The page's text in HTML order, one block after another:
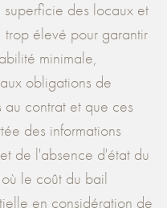
des locaux et
élevé pour garantir
minimale,
obligations de
au contrat et que ces
des informations
de l'absence d'état du
le coût du bail
en considération de